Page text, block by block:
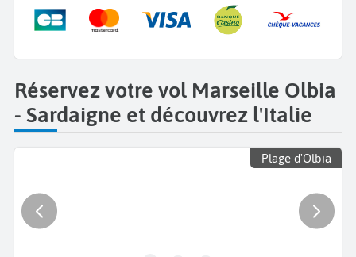
Réservez votre vol Marseille Olbia
- Sardaigne et découvrez l'Italie
Plage d'Olbia